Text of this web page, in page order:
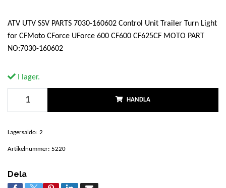
ATV UTV SSV PARTS 7030-160602 Control Unit Trailer Turn Light
for CFMoto CForce UForce 600 CF600 CF625CF MOTO PART
NO:7030-160602
I lager.
HANDLA
Lagersaldo: 2
Artikelnummer: 5220
Dela